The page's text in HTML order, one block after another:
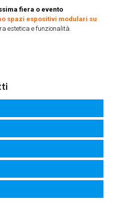
fiera o evento
spazi espositivi modulari su
estetica e funzionalità.